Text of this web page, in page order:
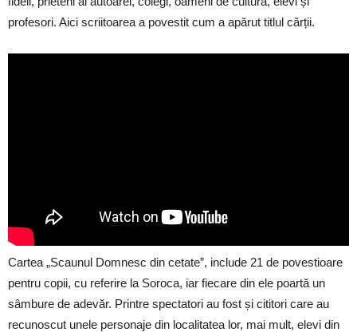
profesori. Aici scriitoarea a povestit cum a apărut titlul cărții.
Cartea „Scaunul Domnesc din cetate”, include 21 de povestioare
pentru copii, cu referire la Soroca, iar fiecare din ele poartă un
sâmbure de adevăr. Printre spectatori au fost și cititori care au
recunoscut unele personaje din localitatea lor, mai mult, elevi din